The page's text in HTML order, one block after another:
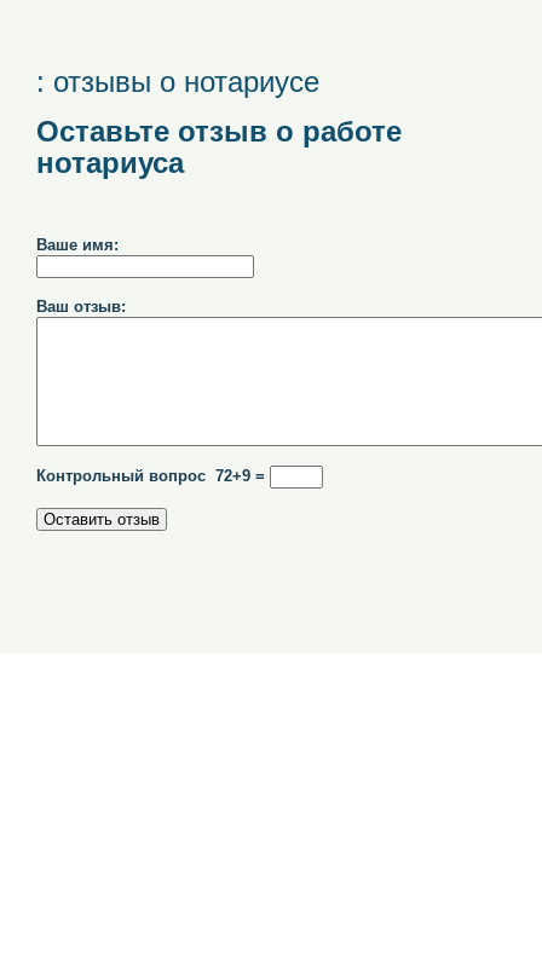
: отзывы о нотариусе
Оставьте отзыв о работе
нотариуса
Ваше имя:
Ваш отзыв:
Контрольный вопрос 72+9 =